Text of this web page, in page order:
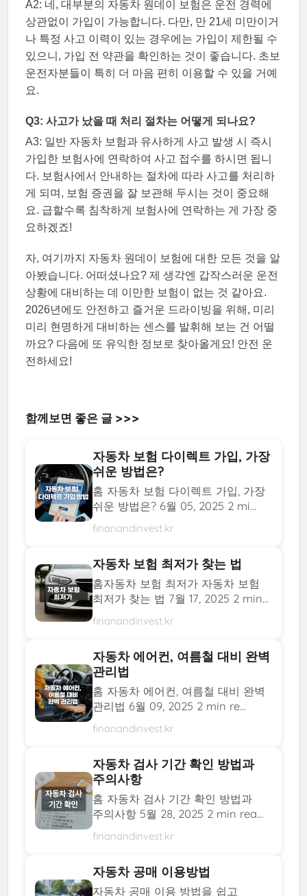
A2: 네, 대부분의 자동차 원데이 보험은 운전 경력에
상관없이 가입이 가능합니다. 다만, 만 21세 미만이거
나 특정 사고 이력이 있는 경우에는 가입이 제한될 수
있으니, 가입 전 약관을 확인하는 것이 좋습니다. 초보
운전자분들이 특히 더 마음 편히 이용할 수 있을 거예
요.
Q3: 사고가 났을 때 처리 절차는 어떻게 되나요?
A3: 일반 자동차 보험과 유사하게 사고 발생 시 즉시
가입한 보험사에 연락하여 사고 접수를 하시면 됩니
다. 보험사에서 안내하는 절차에 따라 사고를 처리하
게 되며, 보험 증권을 잘 보관해 두시는 것이 중요해
요. 급할수록 침착하게 보험사에 연락하는 게 가장 중
요하겠죠!
자, 여기까지 자동차 원데이 보험에 대한 모든 것을 알
아봤습니다. 어떠셨나요? 제 생각엔 갑작스러운 운전
상황에 대비하는 데 이만한 보험이 없는 것 같아요.
2026년에도 안전하고 즐거운 드라이빙을 위해, 미리
미리 현명하게 대비하는 센스를 발휘해 보는 건 어떨
까요? 다음에 또 유익한 정보로 찾아올게요! 안전 운
전하세요!
함께보면 좋은 글 >>>
자동차 보험 다이렉트 가입, 가장
쉬운 방법은?
홈 자동차 보험 다이렉트 가입, 가장
쉬운 방법은? 6월 05, 2025 2 mi...
finanandinvest.kr
자동차 보험 최저가 찾는 법
홈자동차 보험 최저가 자동차 보험
최저가 찾는 법 7월 17, 2025 2 min...
finanandinvest.kr
자동차 에어컨, 여름철 대비 완벽
관리법
홈 자동차 에어컨, 여름철 대비 완벽
관리법 6월 09, 2025 2 min re...
finanandinvest.kr
자동차 검사 기간 확인 방법과
주의사항
홈 자동차 검사 기간 확인 방법과
주의사항 5월 28, 2025 2 min rea...
finanandinvest.kr
자동차 공매 이용방법
자동차 공매 이용 방법을 쉽고